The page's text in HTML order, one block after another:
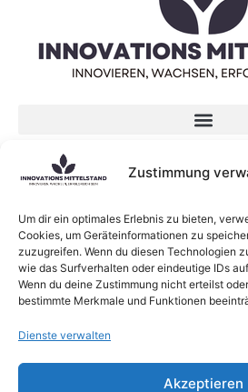
Zustimmung
Um dir ein optimales Erlebnis zu bieten,
Cookies, um Geräteinformationen zu
zuzugreifen. Wenn du diesen Technologien
wie das Surfverhalten oder eindeutige IDs
Wenn du deine Zustimmung nicht erteilst
bestimmte Merkmale und Funktionen
Dienste verwalten
Akzeptieren
Impressum
Neueste Beiträge
KI-Sprachmodelle: Was
Language Models?
Neue Forschung zum